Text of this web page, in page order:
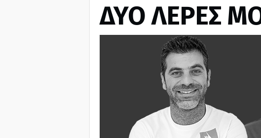
ΔΥΟ ΛΕΡΕΣ